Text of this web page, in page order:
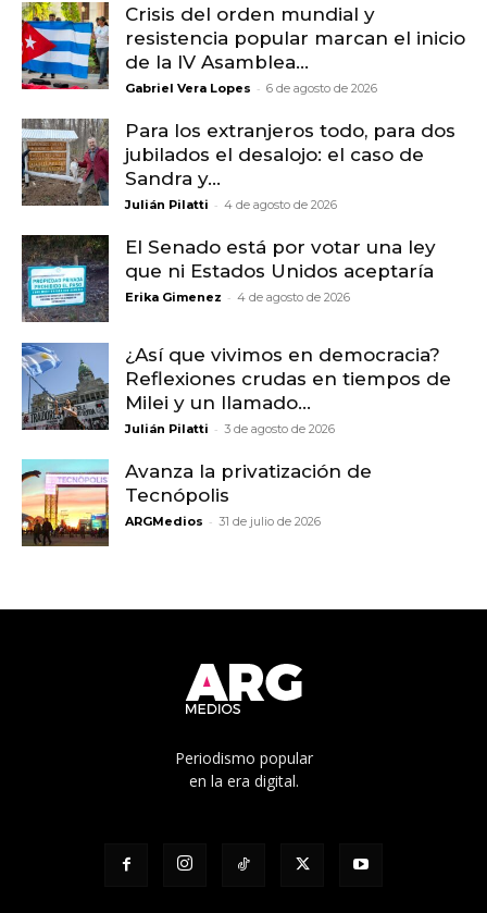
Crisis del orden mundial y
resistencia popular marcan el inicio
de la IV Asamblea...
Gabriel Vera Lopes - 6 de agosto de 2026
Para los extranjeros todo, para dos
jubilados el desalojo: el caso de
Sandra y...
Julián Pilatti - 4 de agosto de 2026
El Senado está por votar una ley
que ni Estados Unidos aceptaría
Erika Gimenez - 4 de agosto de 2026
¿Así que vivimos en democracia?
Reflexiones crudas en tiempos de
Milei y un llamado...
Julián Pilatti - 3 de agosto de 2026
Avanza la privatización de
Tecnópolis
ARGMedios - 31 de julio de 2026
Periodismo popular
en la era digital.